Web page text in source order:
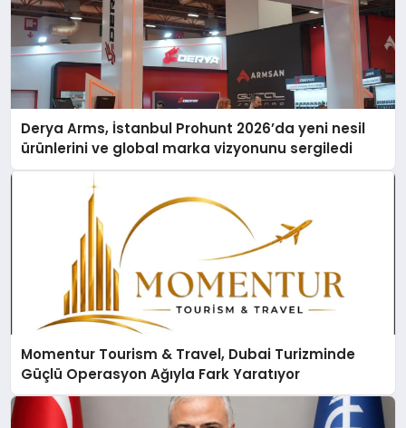
Derya Arms, İstanbul Prohunt 2026’da yeni nesil
ürünlerini ve global marka vizyonunu sergiledi
Momentur Tourism & Travel, Dubai Turizminde
Güçlü Operasyon Ağıyla Fark Yaratıyor